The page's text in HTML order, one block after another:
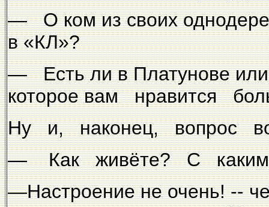
— О ком из своих
в «КЛ»?
— Есть ли в Платунове
которое вам нравится
Ну и, наконец, вопрос
— Как живёте? С каким
—Настроение не очень! --